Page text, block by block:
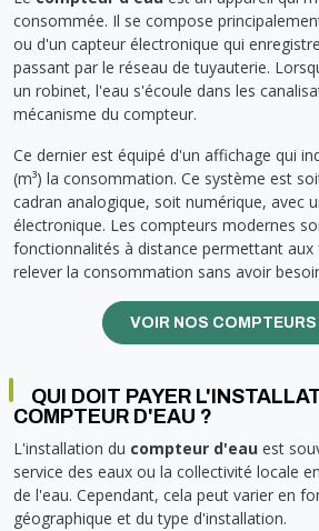
consommée. Il se compose
ou d'un capteur électronique qui
passant par le réseau de tuyauterie.
un robinet, l'eau s'écoule dans les
mécanisme du compteur.
Ce dernier est équipé d'un affichage qui
(m³) la consommation. Ce système est
cadran analogique, soit numérique, avec
électronique. Les compteurs modernes
fonctionnalités à distance permettant aux
relever la consommation sans avoir
VOIR NOS
QUI DOIT PAYER
COMPTEUR D'EAU ?
L'installation du compteur d'eau est
service des eaux ou la collectivité locale
de l'eau. Cependant, cela peut varier en
géographique et du type d'installation.